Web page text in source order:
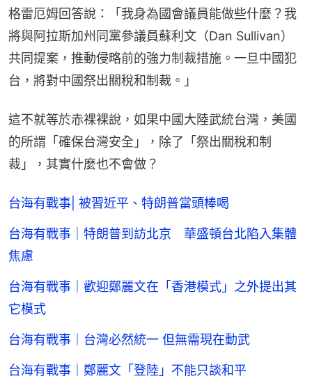
格雷厄姆回答說：「我身為國會議員能做些什麼？我
將與阿拉斯加州同黨參議員蘇利文（Dan Sullivan）
共同提案，推動侵略前的強力制裁措施。一旦中國犯
台，將對中國祭出關稅和制裁。」
這不就等於赤裸裸說，如果中國大陸武統台灣，美國
的所謂「確保台灣安全」，除了「祭出關稅和制
裁」，其實什麼也不會做？
台海有戰事| 被習近平、特朗普當頭棒喝
台海有戰事｜特朗普到訪北京 華盛頓台北陷入集體
焦慮
台海有戰事｜歡迎鄭麗文在「香港模式」之外提出其
它模式
台海有戰事｜台灣必然統一 但無需現在動武
台海有戰事｜鄭麗文「登陸」不能只談和平